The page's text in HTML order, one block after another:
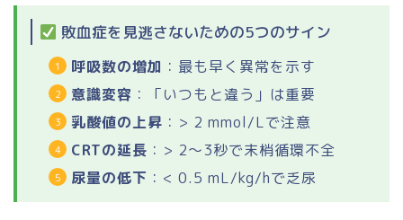
敗血症を見逃さないための5つのサイン
呼吸数の増加 ：最も早く異常を示す
意識変容 ：「いつもと違う」は重要
乳酸値の上昇 ：> 2 mmol/Lで注意
CRTの延長 ：> 2〜3秒で末梢循環不全
尿量の低下 ：< 0.5 mL/kg/hで乏尿